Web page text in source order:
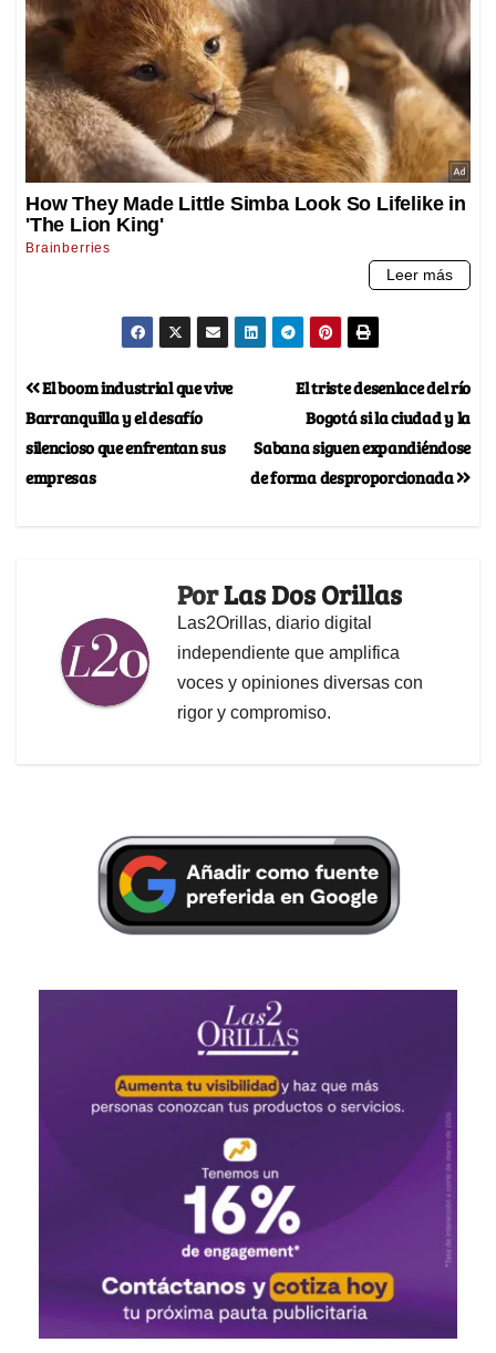
El triste desenlace del río
Bogotá si la ciudad y la
Sabana siguen expandiéndose
de forma desproporcionada
El boom industrial que vive
Barranquilla y el desafío
silencioso que enfrentan sus
empresas
PorLas Dos Orillas
Las2Orillas, diario digital
independiente que amplifica
voces y opiniones diversas con
rigor y compromiso.